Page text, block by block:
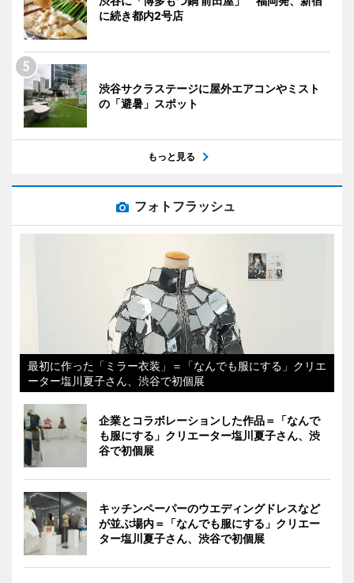
に続き都内2号店
渋谷サクラステージに屋外エアコンやミスト
の「避暑」スポット
もっと見る
フォトフラッシュ
最初に作った「ミラー衣装」＝「なんでも服にする」クリエ
ーター塩川夏子さん、渋谷で初個展
企業とコラボレーションした作品＝「なんで
も服にする」クリエーター塩川夏子さん、渋
谷で初個展
キッチンペーパーのウエディングドレスなど
が並ぶ場内＝「なんでも服にする」クリエー
ター塩川夏子さん、渋谷で初個展